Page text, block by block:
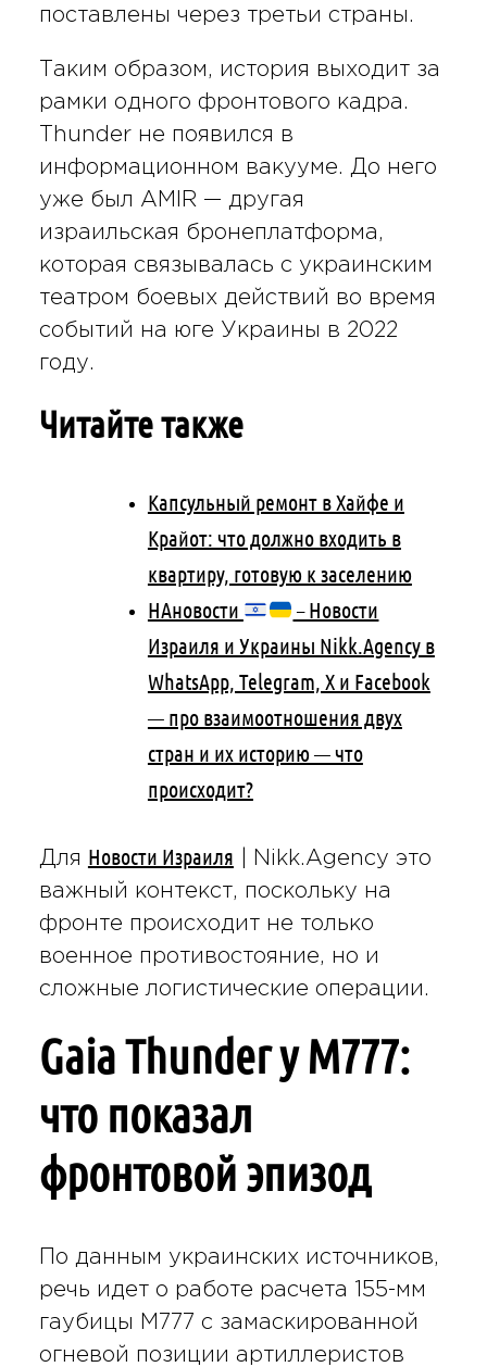
поставлены через третьи страны.
Таким образом, история выходит за
рамки одного фронтового кадра.
Thunder не появился в
информационном вакууме. До него
уже был AMIR — другая
израильская бронеплатформа,
которая связывалась с украинским
театром боевых действий во время
событий на юге Украины в 2022
году.
Читайте также
Капсульный ремонт в Хайфе и
Крайот: что должно входить в
квартиру, готовую к заселению
НАновости
– Новости
Израиля и Украины Nikk.Agency в
WhatsApp, Telegram, X и Facebook
— про взаимоотношения двух
стран и их историю — что
происходит?
Для Новости Израиля | Nikk.Agency это
важный контекст, поскольку на
фронте происходит не только
военное противостояние, но и
сложные логистические операции.
Gaia Thunder у M777:
что показал
фронтовой эпизод
По данным украинских источников,
речь идет о работе расчета 155-мм
гаубицы M777 с замаскированной
огневой позиции артиллеристов